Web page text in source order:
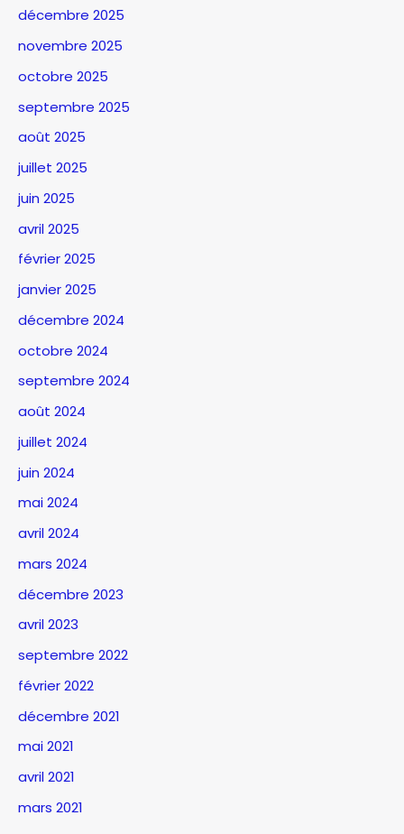
décembre 2025
novembre 2025
octobre 2025
septembre 2025
août 2025
juillet 2025
juin 2025
avril 2025
février 2025
janvier 2025
décembre 2024
octobre 2024
septembre 2024
août 2024
juillet 2024
juin 2024
mai 2024
avril 2024
mars 2024
décembre 2023
avril 2023
septembre 2022
février 2022
décembre 2021
mai 2021
avril 2021
mars 2021